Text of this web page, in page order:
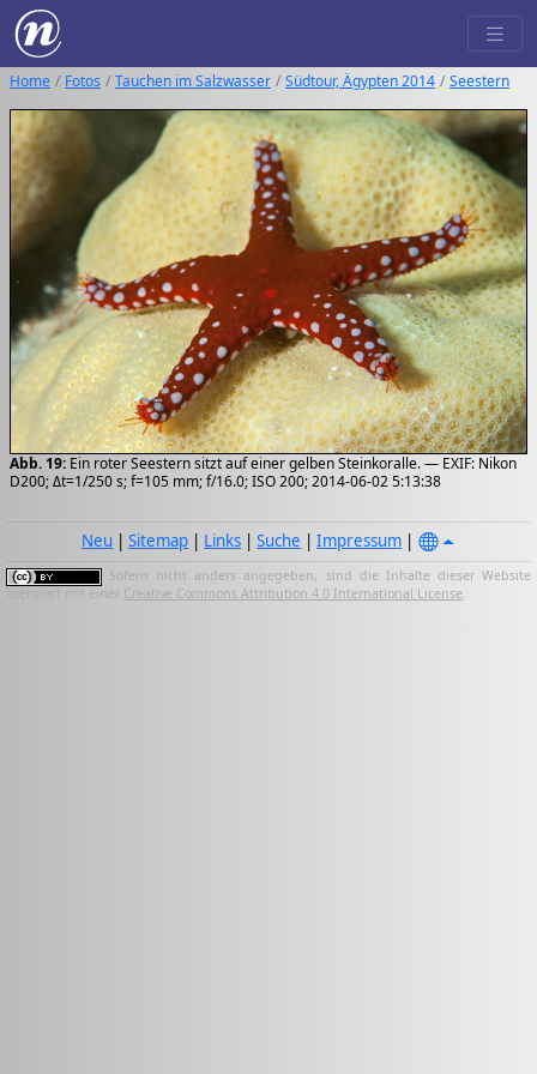
Home Fotos Tauchen im Salzwasser Südtour, Ägypten 2014 Seestern
Abb. 19: Ein roter Seestern sitzt auf einer gelben Steinkoralle. — EXIF: Nikon
D200; Δt=1/250 s; f=105 mm; f/16.0; ISO 200; 2014-06-02 5:13:38
Neu |Sitemap | Links |Suche |Impressum |
Sofern nicht anders angegeben, sind die Inhalte dieser Website
lizenziert mit einer Creative Commons Attribution 4.0 International License.